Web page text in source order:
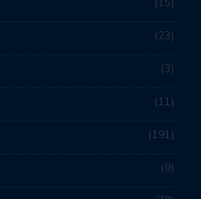
23
3
11
191
9